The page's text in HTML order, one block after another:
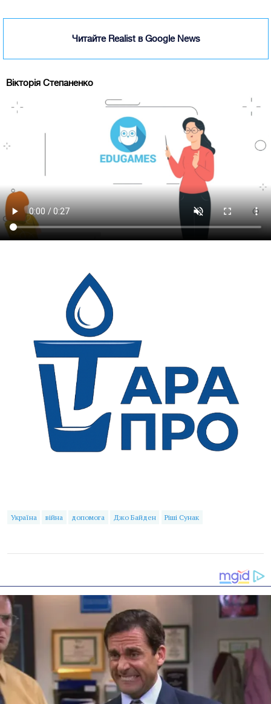
Читайте Realist в Google News
Вікторія Степаненко
Україна війна допомога Джо Байден Ріші Сунак